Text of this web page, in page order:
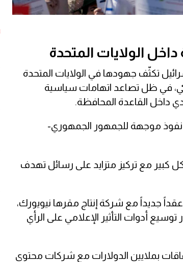
الولايات المتحدة
تكثّف جهودها في الولايات المتحدة
في ظل تصاعد اتهامات سياسية
داخل القاعدة المحافظة.
أكثر من 40 مليون دولار على حملة نفوذ موجهة للجمهور الجمهوري-
كبير مع تركيز متزايد على رسائل تهدف
جديداً مع شركة إنتاج مقرها نيويورك،
أدوات التأثير الإعلامي على الرأي
بملايين الدولارات مع شركات محتوى